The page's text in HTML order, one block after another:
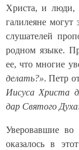
Христа, и люди,
галилеяне могут
слушателей
родном языке.
ее, что многие
делать?». Петр
Иисуса Христа
дар Святого
Уверовавшие во
оказалось в